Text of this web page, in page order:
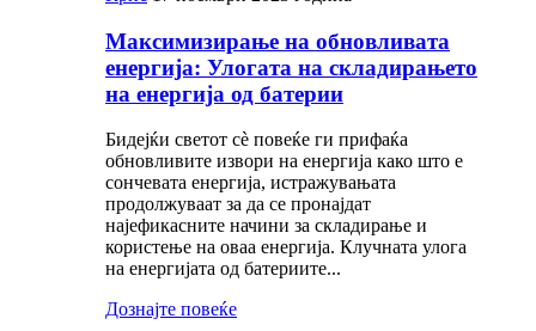
Максимизирање на обновливата
енергија: Улогата на складирањето
на енергија од батерии
Бидејќи светот сè повеќе ги прифаќа
обновливите извори на енергија како што е
сончевата енергија, истражувањата
продолжуваат за да се пронајдат
најефикасните начини за складирање и
користење на оваа енергија. Клучната улога
на енергијата од батериите...
Дознајте повеќе